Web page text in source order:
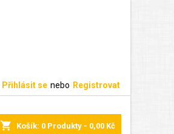
Přihlásit se nebo Registrovat
shopping_cart Košík: 0 Produkty - 0,00 Kč